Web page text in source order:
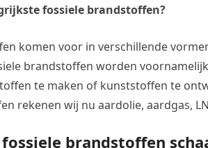
fossiele brandstoffen?
komen voor in verschillende
brandstoffen worden
te maken of kunststoffen te
rekenen wij nu aardolie, aardgas,
brandstoffen